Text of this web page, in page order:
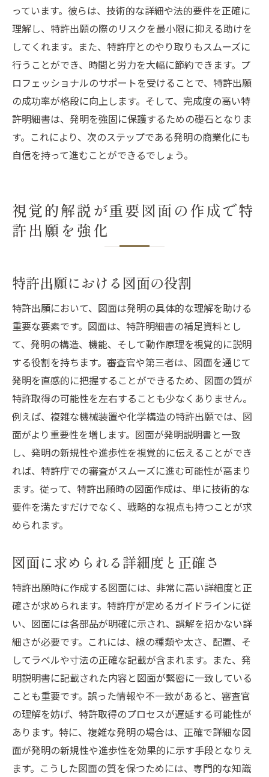
っています。彼らは、技術的な詳細や法的要件を正確に
理解し、特許出願の際のリスクを最小限に抑える助けを
してくれます。また、特許庁とのやり取りもスムーズに
行うことができ、時間と労力を大幅に節約できます。プ
ロフェッショナルのサポートを受けることで、特許出願
の成功率が格段に向上します。そして、完成度の高い特
許明細書は、発明を強固に保護するための礎石となりま
す。これにより、次のステップである発明の商業化にも
自信を持って進むことができるでしょう。
視覚的解説が重要図面の作成で特
許出願を強化
特許出願における図面の役割
特許出願において、図面は発明の具体的な理解を助ける
重要な要素です。図面は、特許明細書の補足資料とし
て、発明の構造、機能、そして動作原理を視覚的に説明
する役割を持ちます。審査官や第三者は、図面を通じて
発明を直感的に把握することができるため、図面の質が
特許取得の可能性を左右することも少なくありません。
例えば、複雑な機械装置や化学構造の特許出願では、図
面がより重要性を増します。図面が発明説明書と一致
し、発明の新規性や進歩性を視覚的に伝えることができ
れば、特許庁での審査がスムーズに進む可能性が高まり
ます。従って、特許出願時の図面作成は、単に技術的な
要件を満たすだけでなく、戦略的な視点も持つことが求
められます。
図面に求められる詳細度と正確さ
特許出願時に作成する図面には、非常に高い詳細度と正
確さが求められます。特許庁が定めるガイドラインに従
い、図面には各部品が明確に示され、誤解を招かない詳
細さが必要です。これには、線の種類や太さ、配置、そ
してラベルや寸法の正確な記載が含まれます。また、発
明説明書に記載された内容と図面が緊密に一致している
ことも重要です。誤った情報や不一致があると、審査官
の理解を妨げ、特許取得のプロセスが遅延する可能性が
あります。特に、複雑な発明の場合は、正確で詳細な図
面が発明の新規性や進歩性を効果的に示す手段となりえ
ます。こうした図面の質を保つためには、専門的な知識